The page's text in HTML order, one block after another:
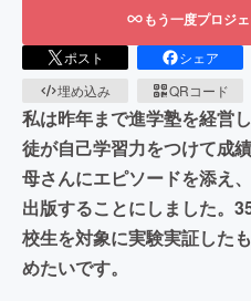
もう一度プロジ
ポスト シェア
埋め込み
QRコード
私は昨年まで進学塾を経営
徒が自己学習力をつけて成
母さんにエピソードを添え
出版することにしました。
校生を対象に実験実証した
めたいです。